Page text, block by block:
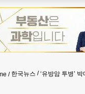
한국뉴스 ‘유방암 투병’